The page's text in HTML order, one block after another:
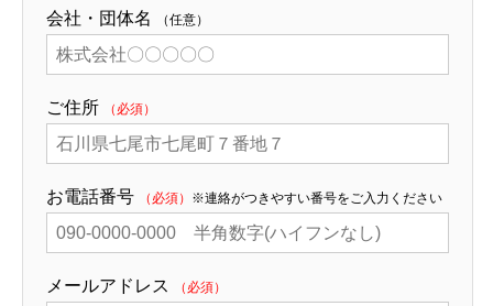
会社・団体名 （任意）
ご住所 （必須）
お電話番号 （必須） ※連絡がつきやすい番号をご入力ください
メールアドレス （必須）